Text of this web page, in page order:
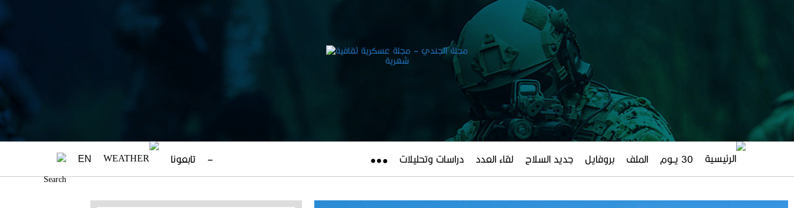
30 يــوم الملف بروفايل جديد السلاح لقاء العدد دراسات وتحليلات – تابعونا EN